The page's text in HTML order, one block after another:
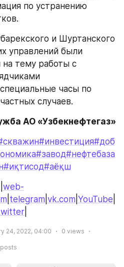
по устранению
и Шуртанского
управлений были
тему работы с
часы по
случаев.
АО «Узбекнефтегаз»
#инвестиция#доб
#завод#нефтебаза
#иқтисод#аёқш
web-
telegram vk.com YouTube
24, 2022, 04:00 0 views